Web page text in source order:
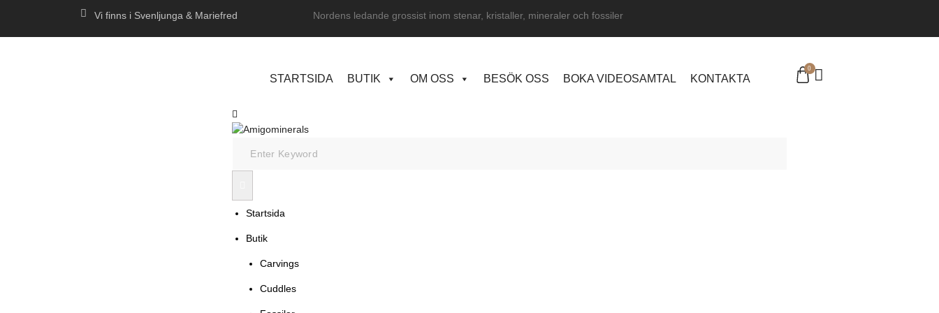
Vi finns i Svenljunga & Mariefred Nordens ledande grossist inom stenar, kristaller, mineraler och fossiler
STARTSIDA BUTIK OM OSS BESÖK OSS BOKA VIDEOSAMTAL KONTAKTA
Startsida
Butik
Carvings
Cuddles
0